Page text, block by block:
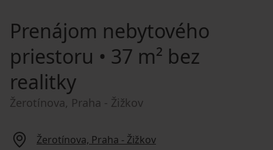
Prenájom nebytového
priestoru • 37 m² bez
realitky
Žerotínova, Praha - Žižkov
Žerotínova, Praha - Žižkov